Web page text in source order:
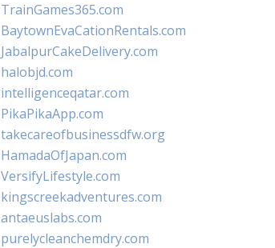
TrainGames365.com
BaytownEvaCationRentals.com
JabalpurCakeDelivery.com
halobjd.com
intelligenceqatar.com
PikaPikaApp.com
takecareofbusinessdfw.org
HamadaOfJapan.com
VersifyLifestyle.com
kingscreekadventures.com
antaeuslabs.com
purelycleanchemdry.com